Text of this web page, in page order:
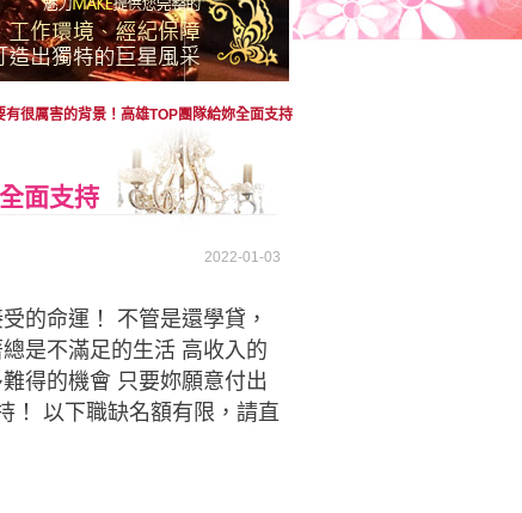
有很厲害的背景！高雄TOP團隊給妳全面支持
面支持
2022-01-03
的命運！ 不管是還學貸，
是不滿足的生活 高收入的
得的機會 只要妳願意付出
！ 以下職缺名額有限，請直